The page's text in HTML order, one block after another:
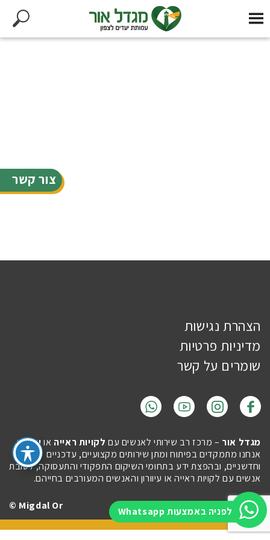
צור קשר
לפניה באמצעות Whatsapp
הצהרת נגישות
מדיניות פרטיות
שומרים על קשר
מגדל אור – מרכז רב שירותי לאנשים עם לקויות ראייה אועיוורון.
אנחנו מתמקדים בפיתוח ומתן שירותים מקצועיים, עדכניים
וחדשניים, ובהפצת ידע בתחומי השיקום התפקודי והתעסוקה, לטובת
אנשים עם לקויות ראייה או עיוורון והאנשים המעורבים בחייהם.
Imaginet
Migdal Or ©